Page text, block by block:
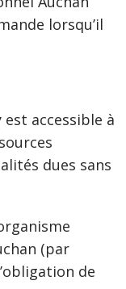
lorsqu’il
accessible à
dues sans
(par
de